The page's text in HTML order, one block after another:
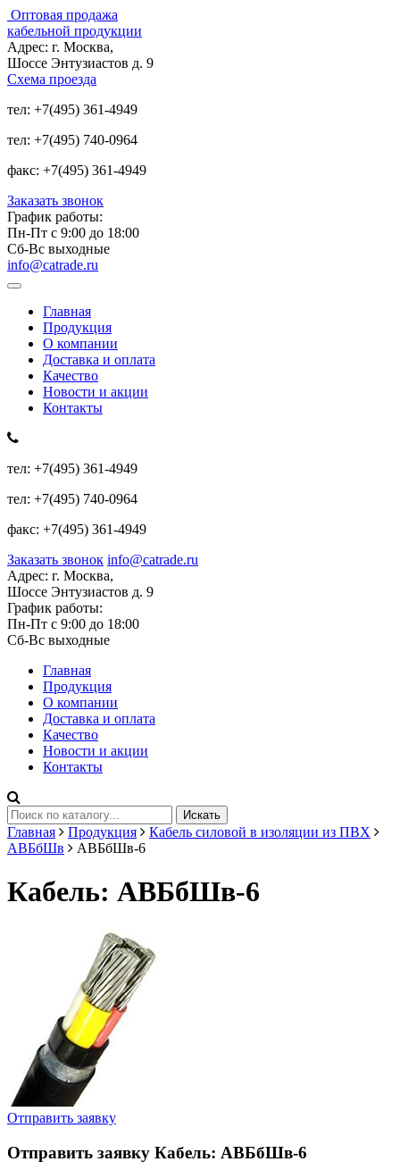
Оптовая продажа
кабельной продукции
Адрес: г. Москва,
Шоссе Энтузиастов д. 9
Схема проезда
тел: +7(495) 361-4949
тел: +7(495) 740-0964
факс: +7(495) 361-4949
Заказать звонок
График работы:
Пн-Пт с 9:00 до 18:00
Сб-Вс выходные
info@catrade.ru
Главная
Продукция
О компании
Доставка и оплата
Качество
Новости и акции
Контакты
тел: +7(495) 361-4949
тел: +7(495) 740-0964
факс: +7(495) 361-4949
Заказать звонок info@catrade.ru
Адрес: г. Москва,
Шоссе Энтузиастов д. 9
График работы:
Пн-Пт с 9:00 до 18:00
Сб-Вс выходные
Главная
Продукция
О компании
Доставка и оплата
Качество
Новости и акции
Контакты
Искать
Главная Продукция
Кабель силовой в изоляции из ПВХ
АВБбШв
АВБбШв-6
Кабель: АВБбШв-6
Отправить заявку
Отправить заявку Кабель: АВБбШв-6